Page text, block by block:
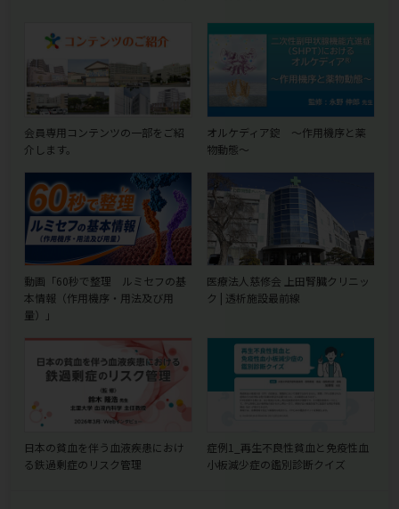
会員専用コンテンツの一部をご紹
介します。
オルケディア錠 ～作用機序と薬
物動態～
動画「60秒で整理 ルミセフの基
本情報（作用機序・用法及び用
量）」
医療法人慈修会 上田腎臓クリニッ
ク | 透析施設最前線
日本の貧血を伴う血液疾患におけ
る鉄過剰症のリスク管理
症例1_再生不良性貧血と免疫性血
小板減少症の鑑別診断クイズ